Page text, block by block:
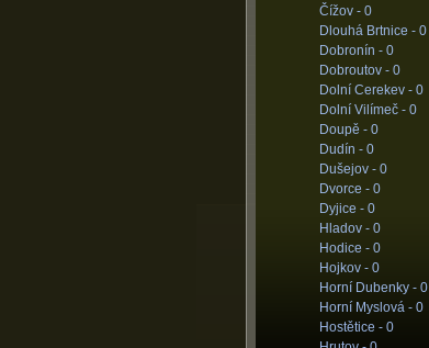
Čížov - 0
Dlouhá Brtnice - 0
Dobronín - 0
Dobroutov - 0
Dolní Cerekev - 0
Dolní Vilímeč - 0
Doupě - 0
Dudín - 0
Dušejov - 0
Dvorce - 0
Dyjice - 0
Hladov - 0
Hodice - 0
Hojkov - 0
Horní Dubenky - 0
Horní Myslová - 0
Hostětice - 0